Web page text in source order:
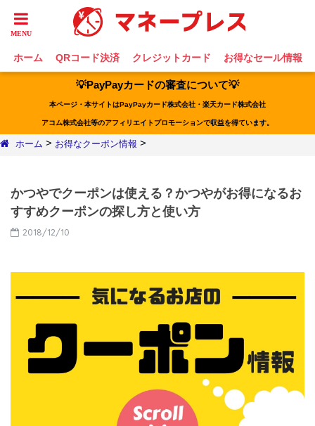
ホーム QRコード決済 クレジットカード お得なセール情報
💡PayPayカードの審査について💡
本ページ・本サイトはPayPayカード株式会社・楽天カード株式会社
アコム株式会社等のアフィリエイトプロモーションで収益を得ています。
ホーム > お得なクーポン情報 >
かつやでクーポンは使える？かつやがお得になるお
すすめクーポンの探し方と使い方
2018/12/10